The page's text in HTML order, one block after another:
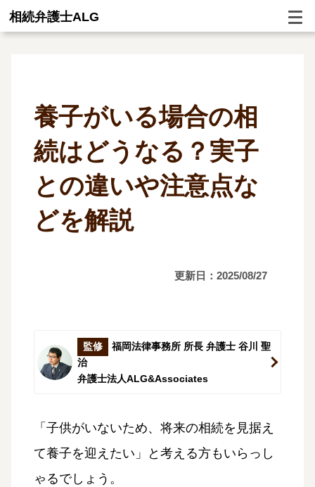
相続弁護士ALG
養子がいる場合の相
続はどうなる？実子
との違いや注意点な
どを解説
更新日：2025/08/27
監修
福岡法律事務所 所長 弁護士 谷川 聖
治
弁護士法人ALG&Associates
「子供がいないため、将来の相続を見据え
て養子を迎えたい」と考える方もいらっし
ゃるでしょう。